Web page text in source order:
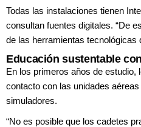
Todas las instalaciones tienen
consultan fuentes digitales. “De
de las herramientas tecnológicas
Educación sustentable
En los primeros años de estudio,
contacto con las unidades
simuladores.
“No es posible que los cadetes